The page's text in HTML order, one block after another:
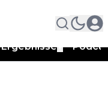
Ergebnisse